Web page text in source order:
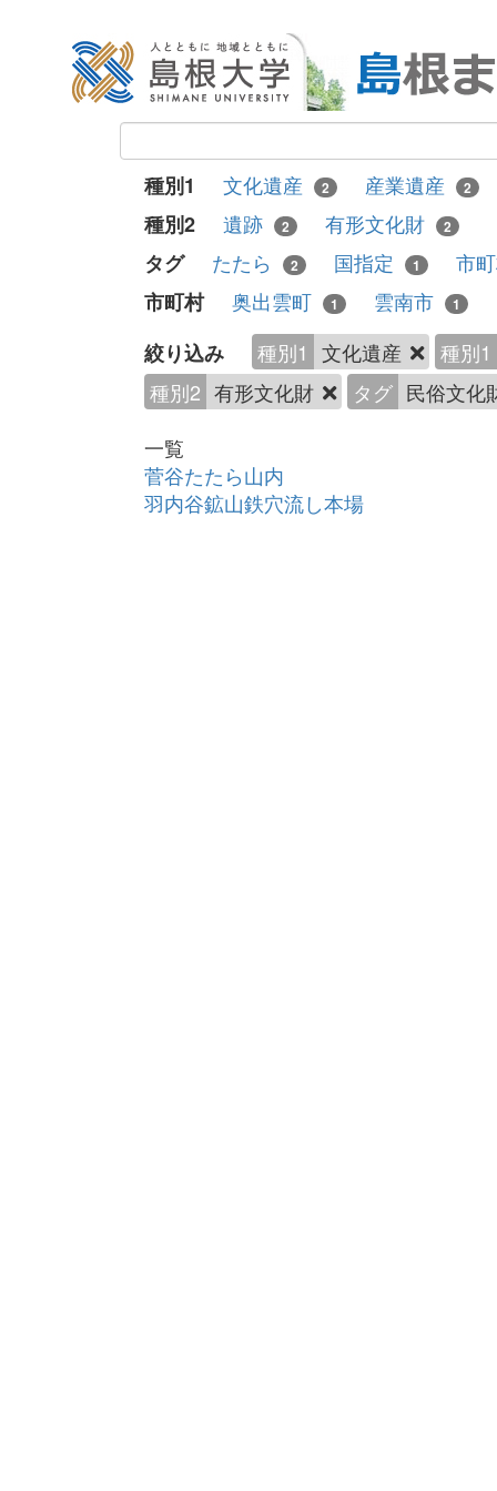
種別1 文化遺産 2 産業遺産 2
種別2 遺跡 2 有形文化財 2
タグ たたら 2 国指定 1
市
市町村
奥出雲町 1 雲南市 1
絞り込み 種別1 文化遺産
種別1
種別2 有形文化財 タグ 民俗文化
一覧
菅谷たたら山内
羽内谷鉱山鉄穴流し本場